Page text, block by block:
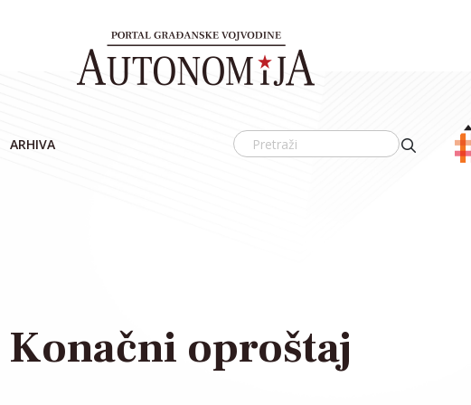
ARHIVA
Konačni oproštaj